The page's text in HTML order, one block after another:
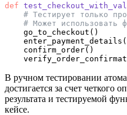
def
# Тестирует только
# Может использовать
    go_to_checkout()
    confirm_order()
В ручном тестировании
достигается за счет четкого
результата и тестируемой
кейсе.